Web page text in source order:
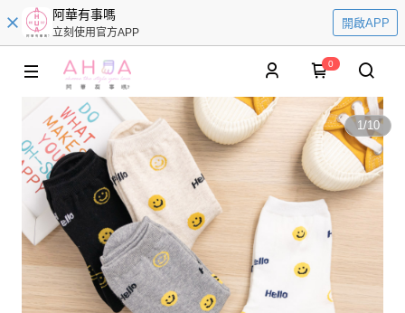
阿華有事嗎
立刻使用官方APP
開啟APP
0
1/10